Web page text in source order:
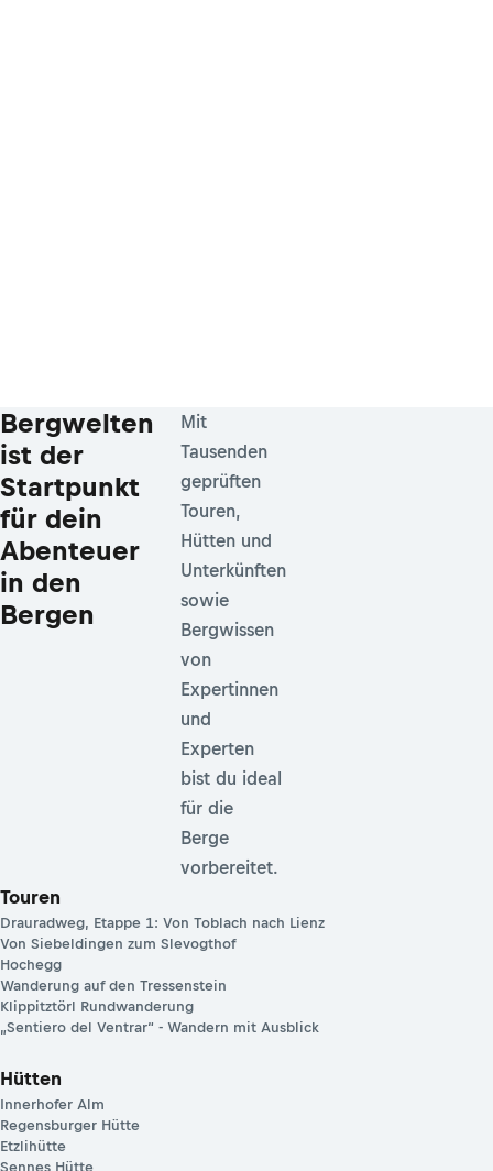
Bergwelten
ist der
Startpunkt
für dein
Abenteuer
in den
Bergen
Mit
Tausenden
geprüften
Touren,
Hütten und
Unterkünften
sowie
Bergwissen
von
Expertinnen
und
Experten
bist du ideal
für die
Berge
vorbereitet.
Touren
Drauradweg, Etappe 1: Von Toblach nach Lienz
Von Siebeldingen zum Slevogthof
Hochegg
Wanderung auf den Tressenstein
Klippitztörl Rundwanderung
„Sentiero del Ventrar“ - Wandern mit Ausblick
Hütten
Innerhofer Alm
Regensburger Hütte
Etzlihütte
Sennes Hütte